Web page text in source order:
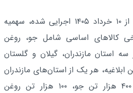
بر اساس این بخشنامه که از ۱۰ خرداد ۱۴۰۵ اجرایی شده، سهمیه
کالاهای اساسی شامل جو، روغن
سه استان مازندران، گیلان و گلستان
هر یک از استان‌های مازندران
و گیلان مجاز به واردات ۴۰۰ هزار تن جو، ۱۰۰ هزار تن روغن